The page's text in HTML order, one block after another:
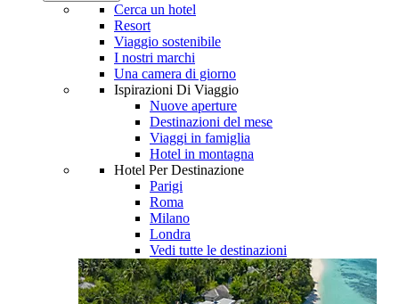
Cerca un hotel
Resort
Viaggio sostenibile
I nostri marchi
Una camera di giorno
Ispirazioni Di Viaggio
Nuove aperture
Destinazioni del mese
Viaggi in famiglia
Hotel in montagna
Hotel Per Destinazione
Parigi
Roma
Milano
Londra
Vedi tutte le destinazioni